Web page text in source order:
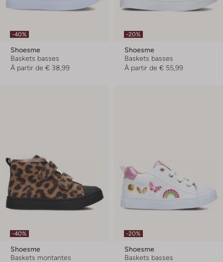
-40%
Shoesme
Baskets basses
À partir de € 38,99
-20%
Shoesme
Baskets basses
À partir de € 55,99
-40%
Shoesme
Baskets montantes
-20%
Shoesme
Baskets basses